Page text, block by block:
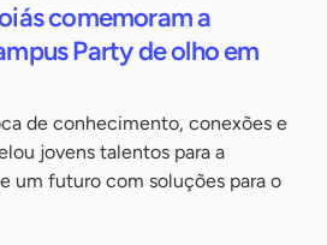
Notícias
comemoram a
Party de olho em
de conhecimento, conexões e
jovens talentos para a
um futuro com soluções para o